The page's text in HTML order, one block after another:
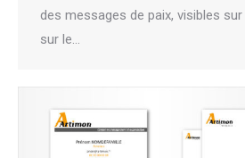
des messages de paix, visibles
sur le…